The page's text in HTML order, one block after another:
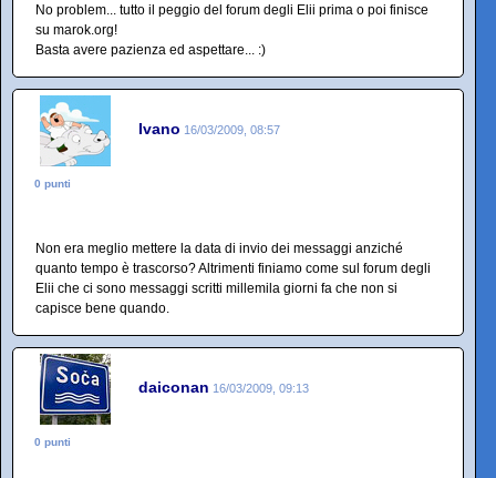
No problem... tutto il peggio del forum degli Elii prima o poi finisce
su marok.org!
Basta avere pazienza ed aspettare... :)
Ivano 16/03/2009, 08:57
0 punti
Non era meglio mettere la data di invio dei messaggi anziché
quanto tempo è trascorso? Altrimenti finiamo come sul forum degli
Elii che ci sono messaggi scritti millemila giorni fa che non si
capisce bene quando.
daiconan 16/03/2009, 09:13
0 punti